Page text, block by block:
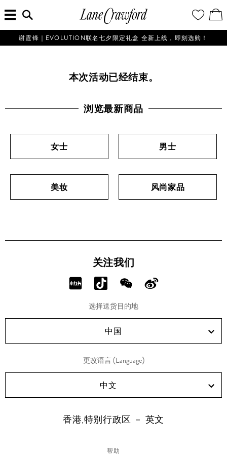
佛
探
的
世
的
愿
望
清
单
看
／
修
购
单
入
搜
索
信
息...
谢霆锋｜EVOLUTION联名七夕限定礼盒 全新上线，即刻选购！
本次活动已经结束。
浏览最新商品
女士 男士
美妆 风尚家品
关注我们
分
RED!
分
享
Douyin!
分
享
WeChat!
分
Weibo!
选择送货目的地
中国
更改语言 (Language)
中文
香港,特别行政区 － 英文
帮助